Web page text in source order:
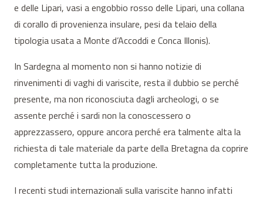
e delle Lipari, vasi a engobbio rosso delle Lipari, una collana
di corallo di provenienza insulare, pesi da telaio della
tipologia usata a Monte d’Accoddi e Conca Illonis).
In Sardegna al momento non si hanno notizie di
rinvenimenti di vaghi di variscite, resta il dubbio se perché
presente, ma non riconosciuta dagli archeologi, o se
assente perché i sardi non la conoscessero o
apprezzassero, oppure ancora perché era talmente alta la
richiesta di tale materiale da parte della Bretagna da coprire
completamente tutta la produzione.
I recenti studi internazionali sulla variscite hanno infatti